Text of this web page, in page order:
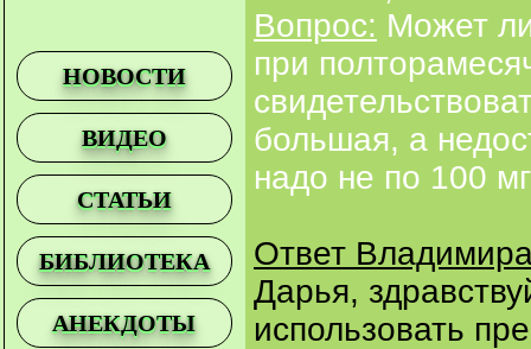
НОВОСТИ
ВИДЕО
СТАТЬИ
БИБЛИОТЕКА
АНЕКДОТЫ
Вопрос: Может
при
большая, а
надо не по 100
Ответ
Дарья,
использовать